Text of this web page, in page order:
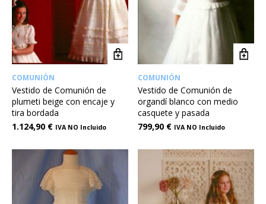
COMUNIÓN
Vestido de Comunión de
plumeti beige con encaje y
tira bordada
1.124,90 € IVA NO Incluido
COMUNIÓN
Vestido de Comunión de
organdí blanco con medio
casquete y pasada
799,90 € IVA NO Incluido